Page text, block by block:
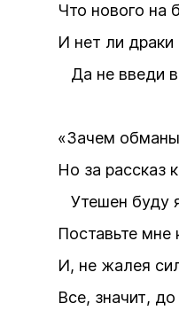
Что нового на
И нет ли драки
Да не введи
«Зачем
Но за рассказ
Утешен буду
Поставьте мне
И, не жалея
Все, значит,